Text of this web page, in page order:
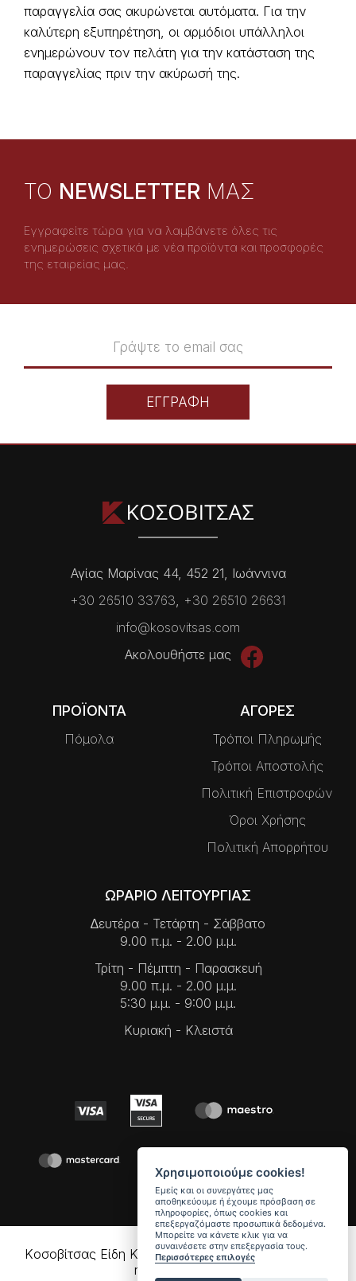
παραγγελία σας ακυρώνεται αυτόματα. Για την
καλύτερη εξυπηρέτηση, οι αρμόδιοι υπάλληλοι
ενημερώνουν τον πελάτη για την κατάσταση της
παραγγελίας πριν την ακύρωσή της.
TO NEWSLETTER ΜΑΣ
Εγγραφείτε τώρα για να λαμβάνετε όλες τις
ενημερώσεις σχετικά με νέα προϊόντα και προσφορές
της εταιρείας μας.
ΕΓΓΡΑΦΗ
Αγίας Μαρίνας 44, 452 21, Ιωάννινα
+30 26510 33763, +30 26510 26631
info@kosovitsas.com
Ακολουθήστε μας
ΠΡΟΪΟΝΤΑ
Πόμολα
ΑΓΟΡΕΣ
Τρόποι Πληρωμής
Τρόποι Αποστολής
Πολιτική Επιστροφών
Όροι Χρήσης
Πολιτική Απορρήτου
ΩΡΑΡΙΟ ΛΕΙΤΟΥΡΓΙΑΣ
∆ευτέρα - Τετάρτη - Σάββατο
9.00 π.μ. - 2.00 μ.μ.
Τρίτη - Πέμπτη - Παρασκευή
9.00 π.μ. - 2.00 μ.μ.
5:30 μ.μ. - 9:00 μ.μ.
Κυριακή - Κλειστά
Kοσοβίτσας Είδη Κɩγκαλερίας. Copyright © 2026 All
rights reserved.
Χρησιμοποιούμε cookies!
Εμείς και οι συνεργάτες μας
αποθηκεύουμε ή έχουμε πρόσβαση σε
πληροφορίες, όπως cookies και
επεξεργαζόμαστε προσωπικά δεδομένα.
Μπορείτε να κάνετε κλικ για να
συναινέσετε στην επεξεργασία τους.
Περισσότερες επιλογές